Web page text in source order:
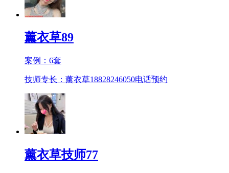
薰衣草89
案例： 6套
技师专长：薰衣草18828246050电话预约
薰衣草技师77